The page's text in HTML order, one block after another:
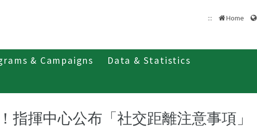
::: Home
& Campaigns
Data & Statistics
指揮中心公布「社交距離注意事項」